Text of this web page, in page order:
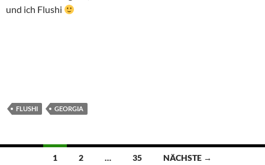
und ich Flushi
FLUSHI GEORGIA
Beitragsnavigation
1 2 … 35 NÄCHSTE →